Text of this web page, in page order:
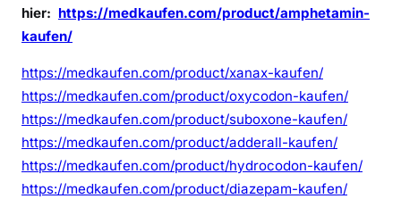
hier: https://medkaufen.com/product/amphetamin-
kaufen/
https://medkaufen.com/product/xanax-kaufen/
https://medkaufen.com/product/oxycodon-kaufen/
https://medkaufen.com/product/suboxone-kaufen/
https://medkaufen.com/product/adderall-kaufen/
https://medkaufen.com/product/hydrocodon-kaufen/
https://medkaufen.com/product/diazepam-kaufen/